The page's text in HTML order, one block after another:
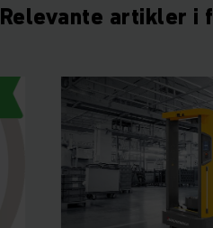
Relevante artikler i